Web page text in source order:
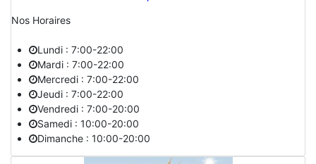
Nos Horaires
Lundi : 7:00-22:00
Mardi : 7:00-22:00
Mercredi : 7:00-22:00
Jeudi : 7:00-22:00
Vendredi : 7:00-20:00
Samedi : 10:00-20:00
Dimanche : 10:00-20:00